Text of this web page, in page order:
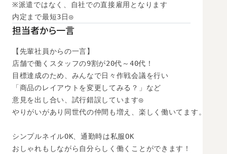
※派遣ではなく、自社での直接雇用となります
内定まで最短3日◎
担当者から一言
【先輩社員からの一言】
店舗で働くスタッフの9割が20代～40代！
目標達成のため、みんなで日々作戦会議を行い
「商品のレイアウトを変更してみる？」など
意見を出し合い、試行錯誤しています◎
やりがいがあり同世代の仲間も増え、楽しく働いてます。
シンプルネイルOK、通勤時は私服OK
おしゃれもしながら自分らしく働くことができます！